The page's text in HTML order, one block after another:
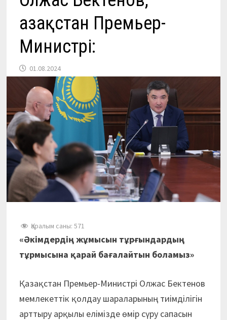
Қазақстан Премьер-
Министрі:
01.08.2024
Қаралым саны: 571
«Әкімдердің жұмысын тұрғындардың
тұрмысына қарай бағалайтын боламыз»
Қазақстан Премьер-Министрі Олжас Бектенов
мемлекеттік қолдау шараларының тиімділігін
арттыру арқылы елімізде өмір сүру сапасын